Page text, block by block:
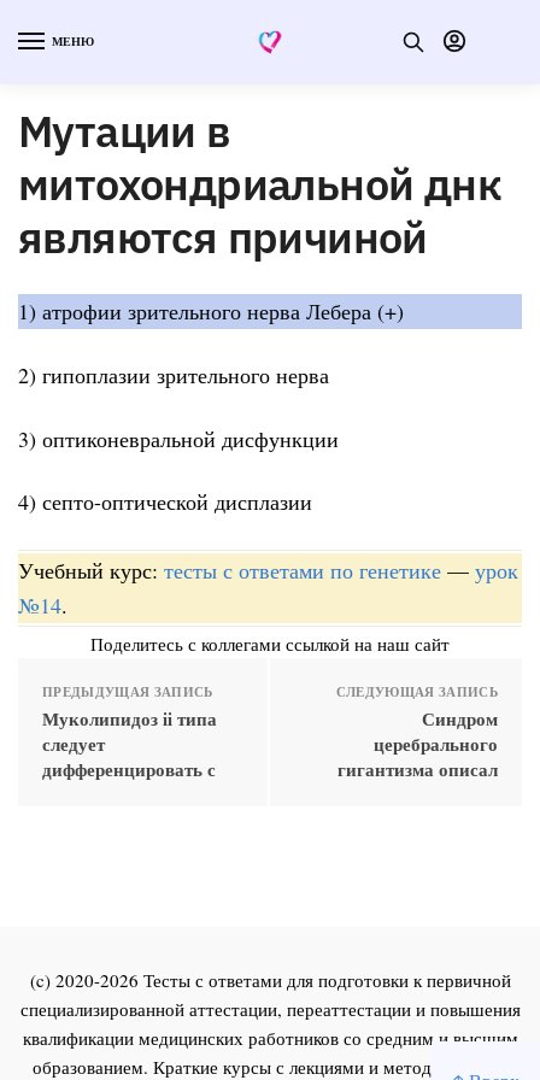
МЕНЮ
Мутации в
митохондриальной днк
являются причиной
1) атрофии зрительного нерва Лебера (+)
2) гипоплазии зрительного нерва
3) оптиконевральной дисфункции
4) септо-оптической дисплазии
Учебный курс: тесты с ответами по генетике — урок
№14.
Поделитесь с коллегами ссылкой на наш сайт
ПРЕДЫДУЩАЯ ЗАПИСЬ
Муколипидоз ii типа
следует
дифференцировать с
СЛЕДУЮЩАЯ ЗАПИСЬ
Синдром
церебрального
гигантизма описал
(c) 2020-2026 Тесты с ответами для подготовки к первичной
специализированной аттестации, переаттестации и повышения
квалификации медицинских работников со средним и высшим
образованием. Краткие курсы с лекциями и методическими